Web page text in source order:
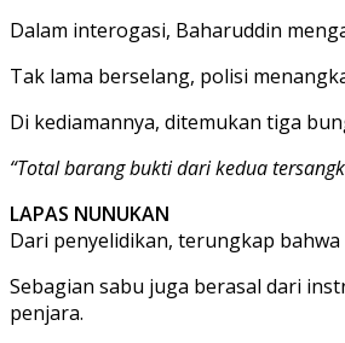
Dalam interogasi, Baharuddin
Tak lama berselang, polisi
Di kediamannya, ditemukan tiga
“Total barang bukti dari kedua
LAPAS NUNUKAN
Dari penyelidikan, terungkap
Sebagian sabu juga berasal dari
penjara.